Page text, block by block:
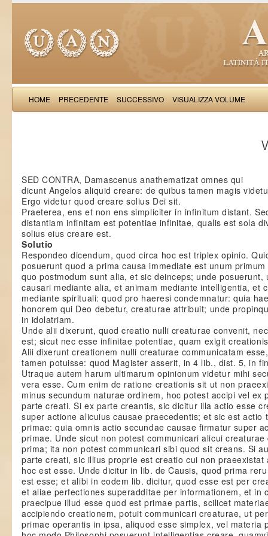
HOME PRECEDENTE SUCCESSIVO VISUALIZZA VOLUME
SED CONTRA, Damascenus anathematizat omnes qui
dicunt Angelos aliquid creare: de quibus tamen magis
Ergo videtur quod creare solius Dei sit.
Praeterea, ens et non ens simpliciter in infinitum distant.
distantiam infinitam est potentiae infinitae, qualis est sola
solius eius creare est.
Solutio
Respondeo dicendum, quod circa hoc est triplex opinio.
posuerunt quod a prima causa immediate est unum
quo postmodum sunt alia, et sic deinceps; unde posuerunt,
causari mediante alia, et animam mediante intelligentia, et
mediante spirituali: quod pro haeresi condemnatur: quia
honorem qui Deo debetur, creaturae attribuit; unde
in idolatriam.
Unde alii dixerunt, quod creatio nulli creaturae convenit,
est; sicut nec esse infinitae potentiae, quam exigit
Alii dixerunt creationem nulli creaturae communicatam
tamen potuisse: quod Magister asserit, in 4 lib., dist. 5, in
Utraque autem harum ultimarum opinionum videtur mihi
vera esse. Cum enim de ratione creationis sit ut non
minus secundum naturae ordinem, hoc potest accipi vel ex
parte creati. Si ex parte creantis, sic dicitur illa actio esse
super actione alicuius causae praecedentis; et sic est actio
primae: quia omnis actio secundae causae firmatur super
primae. Unde sicut non potest communicari alicui
prima; ita non potest communicari sibi quod sit creans. Si
parte creati, sic illius proprie est creatio cui non praeexistat
hoc est esse. Unde dicitur in lib. de Causis, quod prima
est esse; et alibi in eodem lib. dicitur, quod esse est per
et aliae perfectiones superadditae per informationem, et in
praecipue illud esse quod est primae partis, scilicet
accipiendo creationem, potuit communicari creaturae, ut
primae operantis in ipsa, aliquod esse simplex, vel materia